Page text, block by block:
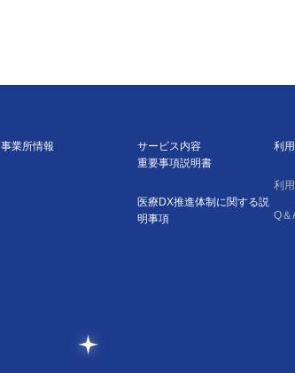
事業所情報
サービス内容
重要事項説明書
医療DX推進体制に関する説
明事項
利
利
Q＆